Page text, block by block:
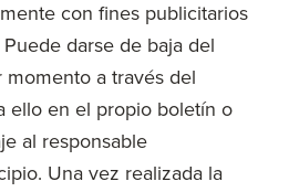
con fines publicitarios
darse de baja del
a través del
ello en el propio boletín o
al responsable
Una vez realizada la